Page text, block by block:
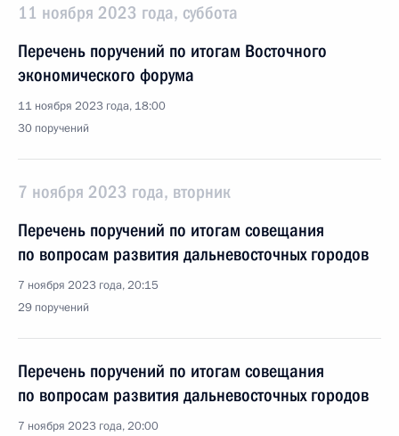
11 ноября 2023 года, суббота
Перечень поручений по итогам Восточного
экономического форума
11 ноября 2023 года, 18:00
30 поручений
7 ноября 2023 года, вторник
Перечень поручений по итогам совещания
по вопросам развития дальневосточных городов
7 ноября 2023 года, 20:15
29 поручений
Перечень поручений по итогам совещания
по вопросам развития дальневосточных городов
7 ноября 2023 года, 20:00